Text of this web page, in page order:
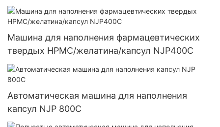
препаратов Zp-9
Машина для наполнения фармацевтических
твердых HPMC/желатина/капсул NJP400C
Автоматическая машина для наполнения
капсул NJP 800C